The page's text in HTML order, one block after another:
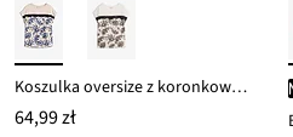
Koszulka oversize z koronkową tasiemką
64,99 zł